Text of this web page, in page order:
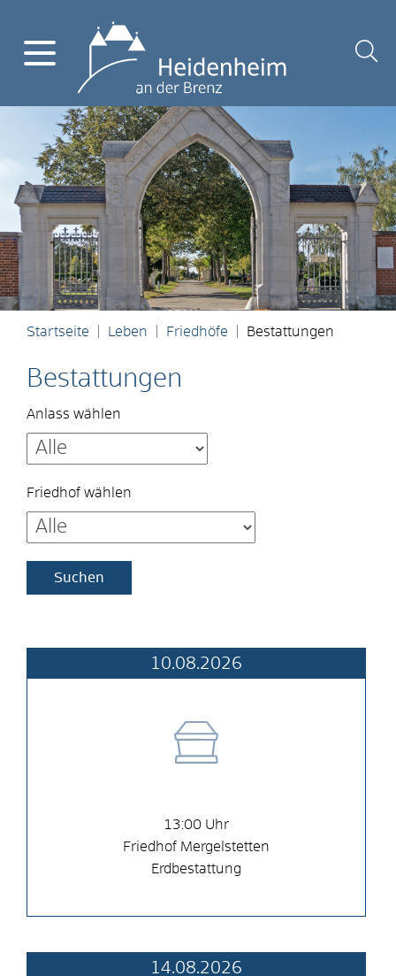
Startseite Leben Friedhöfe Bestattungen
Bestattungen
Anlass wählen
Friedhof wählen
10.08.2026
13:00
Friedhof Mergelstetten
Erdbestattung
14.08.2026